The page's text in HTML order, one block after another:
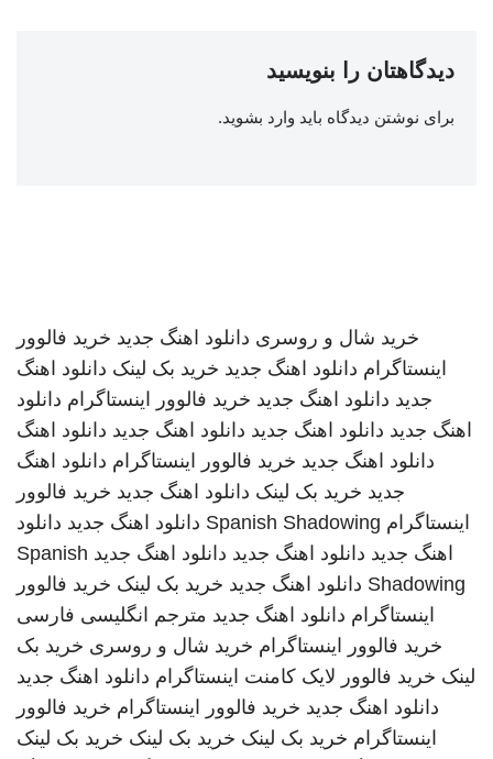
دیدگاهتان را بنویسید
برای نوشتن دیدگاه باید وارد بشوید.
خرید شال و روسری دانلود اهنگ جدید خرید فالوور
اینستاگرام دانلود اهنگ جدید خرید بک لینک دانلود اهنگ
جدید دانلود اهنگ جدید خرید فالوور اینستاگرام دانلود
اهنگ جدید دانلود اهنگ جدید دانلود اهنگ جدید دانلود اهنگ
دانلود اهنگ جدید خرید فالوور اینستاگرام دانلود اهنگ
جدید خرید بک لینک دانلود اهنگ جدید خرید فالوور
اینستاگرام Spanish Shadowing دانلود اهنگ جدید دانلود
اهنگ جدید دانلود اهنگ جدید دانلود اهنگ جدید Spanish
Shadowing دانلود اهنگ جدید خرید بک لینک خرید فالوور
اینستاگرام دانلود اهنگ جدید مترجم انگلیسی فارسی
خرید فالوور اینستاگرام خرید شال و روسری خرید بک
لینک خرید فالوور لایک کامنت اینستاگرام دانلود اهنگ جدید
دانلود اهنگ جدید خرید فالوور اینستاگرام خرید فالوور
اینستاگرام خرید بک لینک خرید بک لینک خرید بک لینک